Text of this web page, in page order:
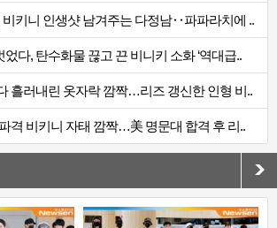
비키니 인생샷 남겨주는 다정남‥파파라치에 ..
다, 탄수화물 끊고 끈 비니키 소화 ‘역대급..
흘러내린 옷자락 깜짝…리즈 갱신한 인형 비..
격 비키니 자태 깜짝…美 명문대 합격 후 리..